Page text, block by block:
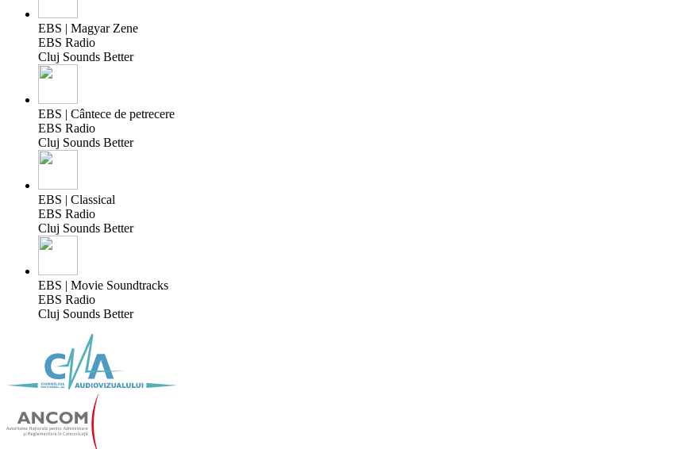
EBS | Magyar Zene
EBS Radio
Cluj Sounds Better
EBS | Cântece de petrecere
EBS Radio
Cluj Sounds Better
EBS | Classical
EBS Radio
Cluj Sounds Better
EBS | Movie Soundtracks
EBS Radio
Cluj Sounds Better